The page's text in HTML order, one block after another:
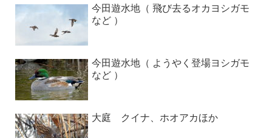
今田遊水地（ 飛び去るオカヨシガモ
など ）
今田遊水地（ ようやく登場ヨシガモ
など ）
大庭 クイナ、ホオアカほか